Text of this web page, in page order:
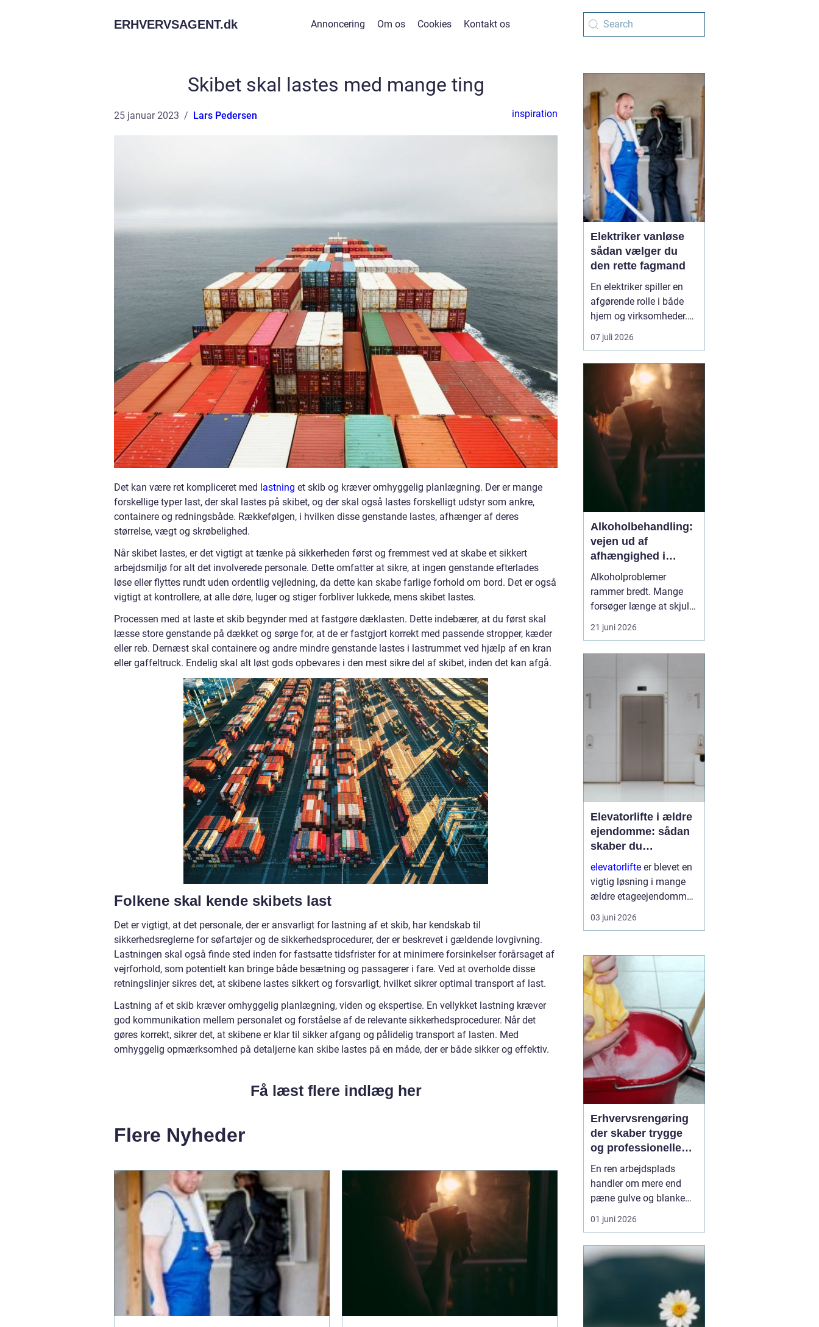
ERHVERVSAGENT.dk Annoncering Om os Cookies Kontakt os
Skibet skal lastes med mange ting
25 januar 2023 Lars Pedersen inspiration
Det kan være ret kompliceret med lastning et skib og kræver omhyggelig planlægning. Der er mange
forskellige typer last, der skal lastes på skibet, og der skal også lastes forskelligt udstyr som ankre,
containere og redningsbåde. Rækkefølgen, i hvilken disse genstande lastes, afhænger af deres
størrelse, vægt og skrøbelighed.
Når skibet lastes, er det vigtigt at tænke på sikkerheden først og fremmest ved at skabe et sikkert
arbejdsmiljø for alt det involverede personale. Dette omfatter at sikre, at ingen genstande efterlades
løse eller flyttes rundt uden ordentlig vejledning, da dette kan skabe farlige forhold om bord. Det er også
vigtigt at kontrollere, at alle døre, luger og stiger forbliver lukkede, mens skibet lastes.
Processen med at laste et skib begynder med at fastgøre dæklasten. Dette indebærer, at du først skal
læsse store genstande på dækket og sørge for, at de er fastgjort korrekt med passende stropper, kæder
eller reb. Dernæst skal containere og andre mindre genstande lastes i lastrummet ved hjælp af en kran
eller gaffeltruck. Endelig skal alt løst gods opbevares i den mest sikre del af skibet, inden det kan afgå.
Folkene skal kende skibets last
Det er vigtigt, at det personale, der er ansvarligt for lastning af et skib, har kendskab til
sikkerhedsreglerne for søfartøjer og de sikkerhedsprocedurer, der er beskrevet i gældende lovgivning.
Lastningen skal også finde sted inden for fastsatte tidsfrister for at minimere forsinkelser forårsaget af
vejrforhold, som potentielt kan bringe både besætning og passagerer i fare. Ved at overholde disse
retningslinjer sikres det, at skibene lastes sikkert og forsvarligt, hvilket sikrer optimal transport af last.
Lastning af et skib kræver omhyggelig planlægning, viden og ekspertise. En vellykket lastning kræver
god kommunikation mellem personalet og forståelse af de relevante sikkerhedsprocedurer. Når det
gøres korrekt, sikrer det, at skibene er klar til sikker afgang og pålidelig transport af lasten. Med
omhyggelig opmærksomhed på detaljerne kan skibe lastes på en måde, der er både sikker og effektiv.
Få læst flere indlæg her
Flere Nyheder
Elektriker vanløse
sådan vælger du
den rette fagmand
En elektriker spiller en
afgørende rolle i både
hjem og virksomheder.
Elinstallationer skal
være sikre, lovlige og
intelligent, så du får
mest muligt ud af
strømmen. Når du leder
efter en elektriker i
Vanløse, handler det
der...
07 juli 2026
Alkoholbehandling:
vejen ud af
afhængighed i
trygge rammer
Alkoholproblemer
rammer bredt. Mange
forsøger længe at skjule,
hvor meget de drikker,
både for sig selv og for
ud efter hjælp, selv om
alkoholafh&ael...
21 juni 2026
Elevatorlifte i ældre
ejendomme: sådan
skaber du
tilgængelighed og
værdi
elevatorlifte er blevet en
vigtig løsning i mange
ældre etageejendomme,
hvor beboere ønsker
bedre tilgængelighed
husets arkitektur. Mange
boligforeninge...
03 juni 2026
Erhvervsrengøring
der skaber trygge
og professionelle
rammer
En ren arbejdsplads
handler om mere end
pæne gulve og blanke
bordplader. Et kontor, en
klinik eller en institution,
rent, giver ro, bedre
professionelt indtryk.
Mange virksomheder
oplever, at syste...
01 juni 2026